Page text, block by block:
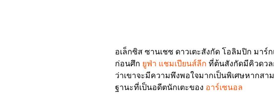
อเล็กซิส ซานเชซ ดาวเตะสังกัด โอลิมปิก มา
ก่อนศึก ยูฟ่า แชมเปียนส์ลีก ที่ต้นสังกัดมีคิวดว
ว่าเขาจะมีความพึงพอใจมากเป็นพิเศษหากสา
ฐานะที่เป็นอดีตนักเตะของ อาร์เซนอล